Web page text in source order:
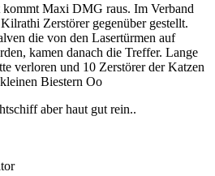
Maxi DMG raus. Im Verband
Zerstörer gegenüber gestellt.
die von den Lasertürmen auf
kamen danach die Treffer. Lange
verloren und 10 Zerstörer der Katzen
Biestern Oo
aber haut gut rein..